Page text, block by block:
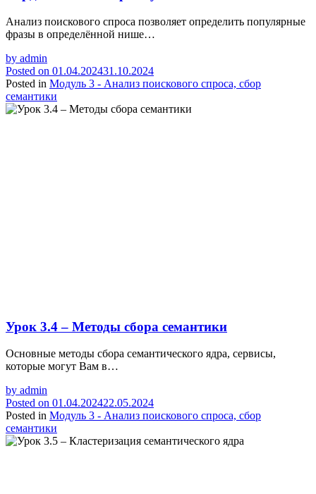
Анализ поискового спроса позволяет определить популярные
фразы в определённой нише…
by admin
Posted on 01.04.202431.10.2024
Posted in Модуль 3 - Анализ поискового спроса, сбор
семантики
Урок 3.4 – Методы сбора семантики
Основные методы сбора семантического ядра, сервисы,
которые могут Вам в…
by admin
Posted on 01.04.202422.05.2024
Posted in Модуль 3 - Анализ поискового спроса, сбор
семантики